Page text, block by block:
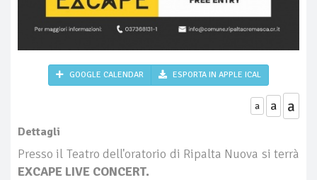
GOOGLE CALENDAR ESPORTA IN APPLE ICAL
a a a
Dettagli
Presso il Teatro dell'oratorio di Ripalta Nuova si terrà
EXCAPE LIVE CONCERT.